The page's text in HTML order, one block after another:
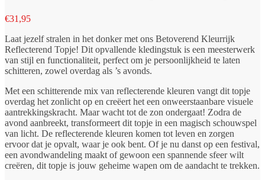
€31,95
Laat jezelf stralen in het donker met ons Betoverend Kleurrijk
Reflecterend Topje! Dit opvallende kledingstuk is een meesterwerk
van stijl en functionaliteit, perfect om je persoonlijkheid te laten
schitteren, zowel overdag als ’s avonds.
Met een schitterende mix van reflecterende kleuren vangt dit topje
overdag het zonlicht op en creëert het een onweerstaanbare visuele
aantrekkingskracht. Maar wacht tot de zon ondergaat! Zodra de
avond aanbreekt, transformeert dit topje in een magisch schouwspel
van licht. De reflecterende kleuren komen tot leven en zorgen
ervoor dat je opvalt, waar je ook bent. Of je nu danst op een festival,
een avondwandeling maakt of gewoon een spannende sfeer wilt
creëren, dit topje is jouw geheime wapen om de aandacht te trekken.